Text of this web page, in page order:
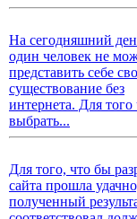
На сегодняшний
один человек не
представить себе
существование без
интернета. Для
выбрать...
Для того, что бы
сайта прошла
полученный